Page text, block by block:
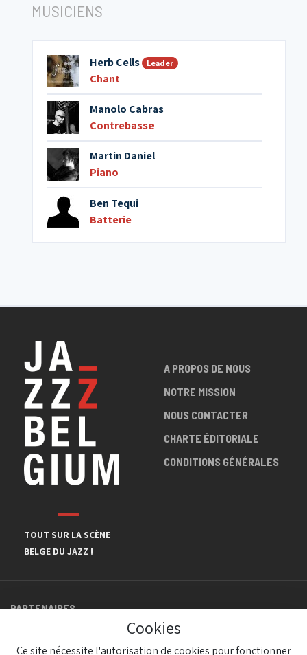
MUSICIENS
Herb Cells Leader
Chant
Manolo Cabras
Contrebasse
Martin Daniel
Piano
Ben Tequi
Batterie
TOUT SUR LA SCÈNE
BELGE DU JAZZ !
A PROPOS DE NOUS
NOTRE MISSION
NOUS CONTACTER
CHARTE ÉDITORIALE
CONDITIONS GÉNÉRALES
PARTENAIRES
Cookies
Ce site nécessite l'autorisation de cookies pour fonctionner